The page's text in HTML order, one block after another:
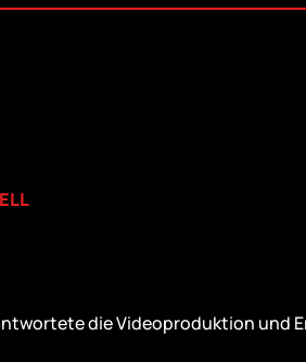
die Videoproduktion und